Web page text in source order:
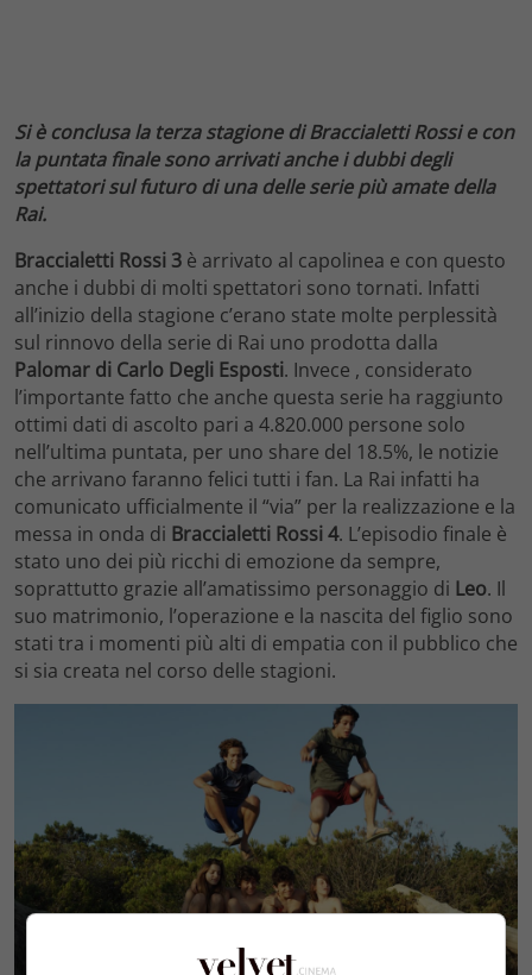
Si è conclusa la terza stagione di Braccialetti Rossi e con
la puntata finale sono arrivati anche i dubbi degli
spettatori sul futuro di una delle serie più amate della
Rai.
Braccialetti Rossi 3 è arrivato al capolinea e con questo
anche i dubbi di molti spettatori sono tornati. Infatti
all’inizio della stagione c’erano state molte perplessità
sul rinnovo della serie di Rai uno prodotta dalla
Palomar di Carlo Degli Esposti. Invece , considerato
l’importante fatto che anche questa serie ha raggiunto
ottimi dati di ascolto pari a 4.820.000 persone solo
nell’ultima puntata, per uno share del 18.5%, le notizie
che arrivano faranno felici tutti i fan. La Rai infatti ha
comunicato ufficialmente il “via” per la realizzazione e la
messa in onda di Braccialetti Rossi 4. L’episodio finale è
stato uno dei più ricchi di emozione da sempre,
soprattutto grazie all’amatissimo personaggio di Leo. Il
suo matrimonio, l’operazione e la nascita del figlio sono
stati tra i momenti più alti di empatia con il pubblico che
si sia creata nel corso delle stagioni.